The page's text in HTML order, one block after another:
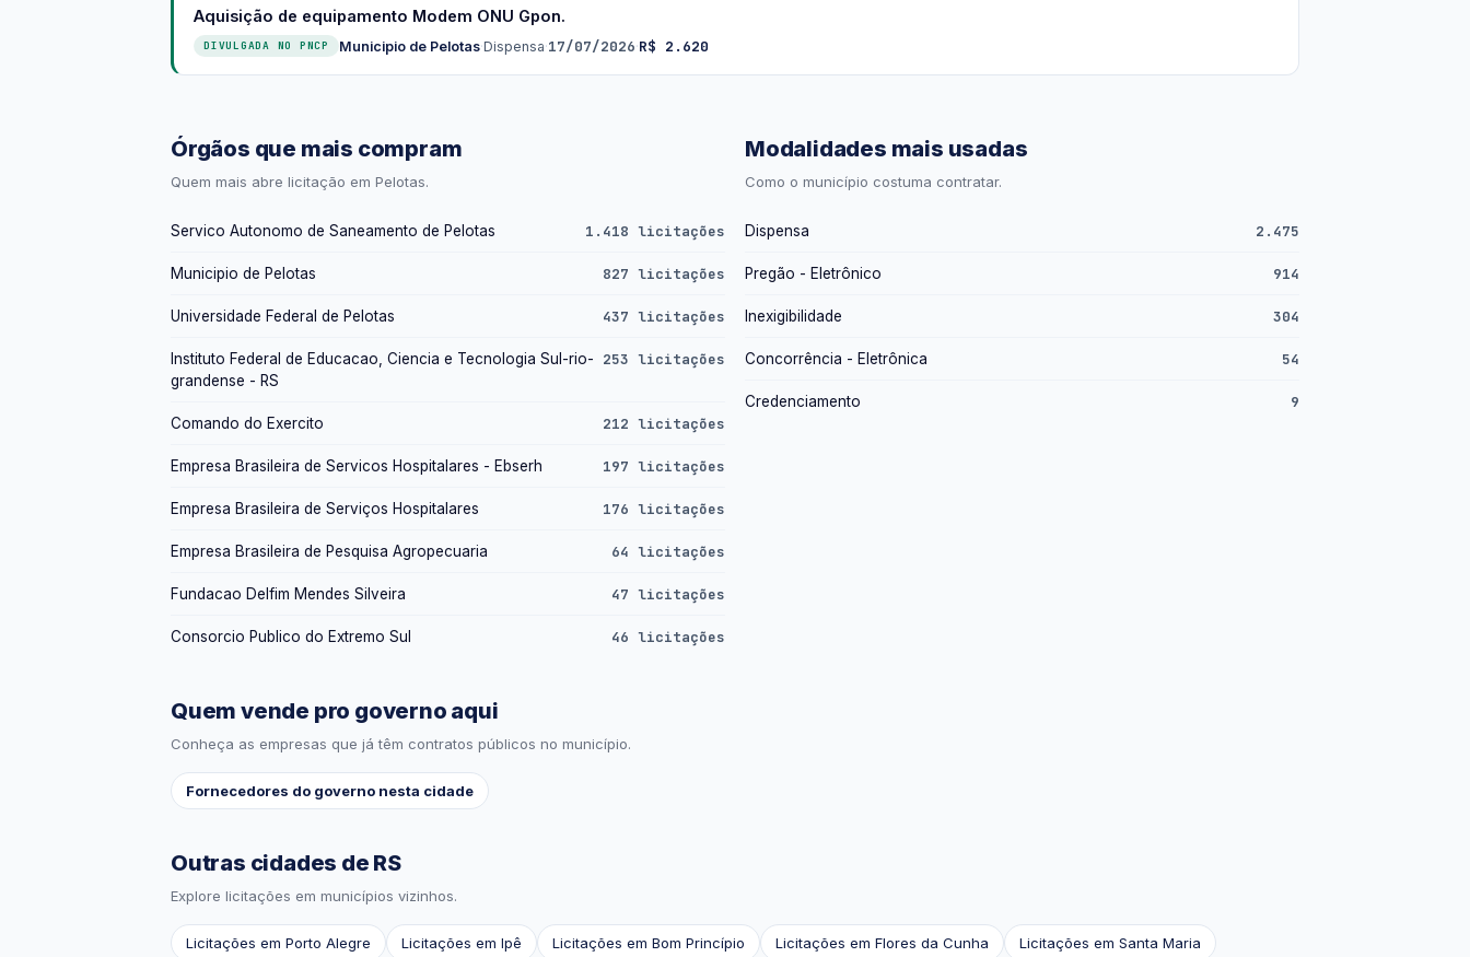
Aquisição de equipamento Modem ONU Gpon.
DIVULGADA NO PNCP Municipio de Pelotas·Dispensa·17/07/2026·R$ 2.620
Órgãos que mais compram
Quem mais abre licitação em Pelotas.
Servico Autonomo de Saneamento de Pelotas 1.418 licitações
Municipio de Pelotas 827 licitações
Universidade Federal de Pelotas 437 licitações
Instituto Federal de Educacao, Ciencia e Tecnologia Sul-rio-
grandense - RS
253 licitações
Comando do Exercito 212 licitações
Empresa Brasileira de Servicos Hospitalares - Ebserh 197 licitações
Empresa Brasileira de Serviços Hospitalares 176 licitações
Empresa Brasileira de Pesquisa Agropecuaria 64 licitações
Fundacao Delfim Mendes Silveira 47 licitações
Consorcio Publico do Extremo Sul 46 licitações
Modalidades mais usadas
Como o município costuma contratar.
Dispensa 2.475
Pregão - Eletrônico 914
Inexigibilidade 304
Concorrência - Eletrônica 54
Credenciamento 9
Quem vende pro governo aqui
Conheça as empresas que já têm contratos públicos no município.
Fornecedores do governo nesta cidade
Outras cidades de RS
Explore licitações em municípios vizinhos.
Licitações em Porto Alegre Licitações em Ipê Licitações em Bom Princípio Licitações em Flores da Cunha Licitações em Santa Maria